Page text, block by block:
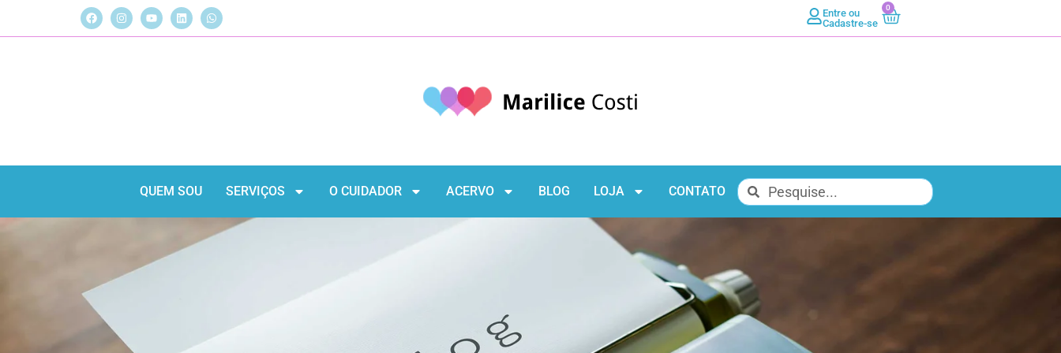
Entre ou
Cadastre-se
0
QUEM SOU SERVIÇOS O CUIDADOR ACERVO BLOG LOJA CONTATO